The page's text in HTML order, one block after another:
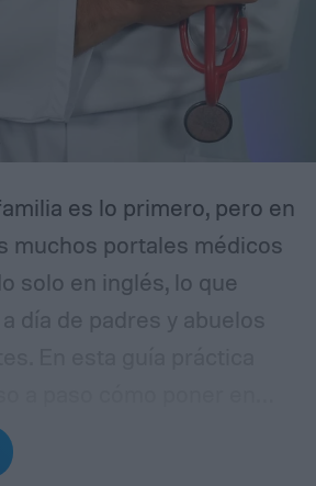
es lo primero, pero en
muchos portales médicos
solo en inglés, lo que
día de padres y abuelos
(el portal de pacientes
así como apps populares